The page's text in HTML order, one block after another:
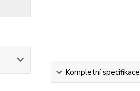
Kompletní specifikace